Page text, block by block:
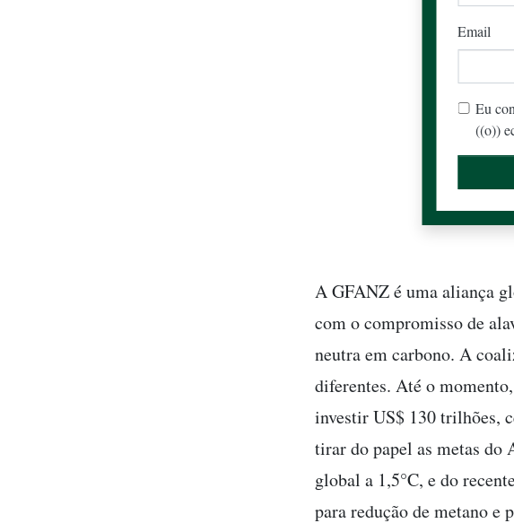
Email
Eu
((o))
A GFANZ é uma aliança
com o compromisso de
neutra em carbono. A
diferentes. Até o
investir US$ 130 trilhões,
tirar do papel as metas do
global a 1,5°C, e do
para redução de metano e